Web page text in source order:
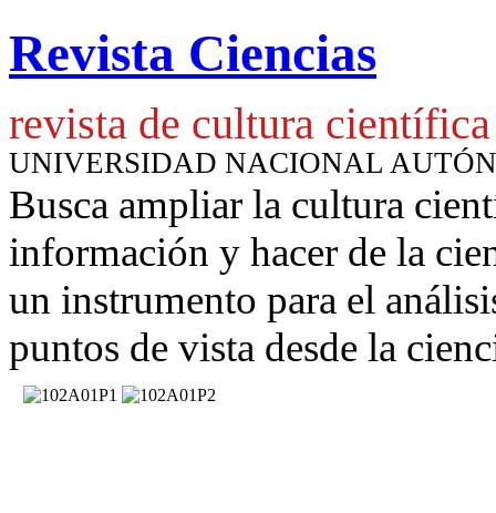
Revista Ciencias
revista de cultura científica
UNIVERSIDAD NACIONAL
Busca ampliar la cultura
información y hacer de la
un instrumento para el
puntos de vista desde la